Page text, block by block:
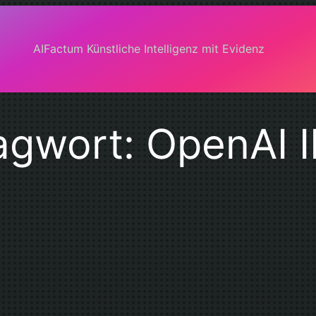
AIFactum Künstliche Intelligenz mit Evidenz
OpenAI